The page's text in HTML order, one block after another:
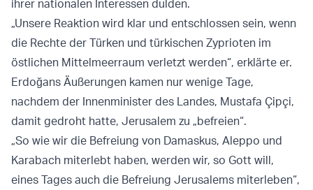
ihrer nationalen Interessen dulden.
„Unsere Reaktion wird klar und entschlossen sein, wenn
die Rechte der Türken und türkischen Zyprioten im
östlichen Mittelmeerraum verletzt werden“, erklärte er.
Erdoğans Äußerungen kamen nur wenige Tage,
nachdem der Innenminister des Landes, Mustafa Çipçi,
damit gedroht hatte, Jerusalem zu „befreien“.
„So wie wir die Befreiung von Damaskus, Aleppo und
Karabach miterlebt haben, werden wir, so Gott will,
eines Tages auch die Befreiung Jerusalems miterleben“,